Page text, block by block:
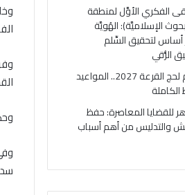
الفكري الأوَّل لمنطقة
الإسلاميَّة): الهُويَّة
أساس لتحقيق السِّلم
الرُّقي
الداخلية تفتح باب التقديم لحج القرعة 2027.. المواعيد
للقضايا المعاصرة: حفظ
والتدليس من أهم أسباب